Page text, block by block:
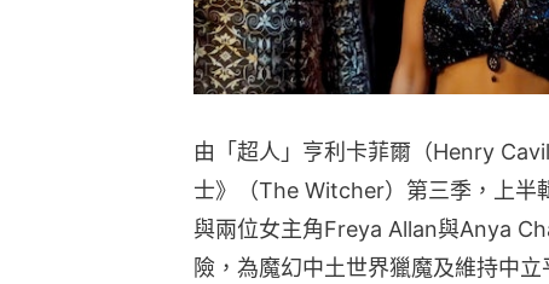
由「超人」亨利卡菲爾（Henry
士》（The Witcher）第三季，上半
與兩位女主角Freya Allan與Anya
險，為魔幻中土世界獵魔及維持中立